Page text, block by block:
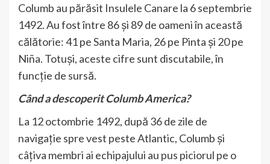
Columb au părăsit Insulele Canare la 6 septembrie
1492. Au fost între 86 și 89 de oameni în această
călătorie: 41 pe Santa Maria, 26 pe Pinta și 20 pe
Niña. Totuși, aceste cifre sunt discutabile, în
funcție de sursă.
Când a descoperit Columb America?
La 12 octombrie 1492, după 36 de zile de
navigație spre vest peste Atlantic, Columb și
câțiva membri ai echipajului au pus piciorul pe o